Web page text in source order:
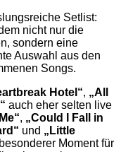
Setlist:
nicht nur die
sondern eine
Auswahl aus den
Songs.
Hotel“, „All
auch eher selten live
, „Could I Fall in
und „Little
Moment für